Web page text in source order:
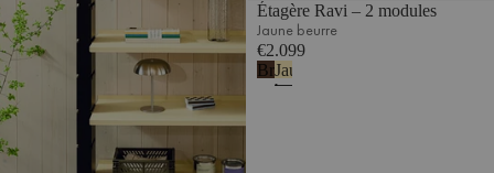
Étagère Ravi – 2 modules
Jaune beurre
€2.099
Brun
cacao
Jaune
beurre